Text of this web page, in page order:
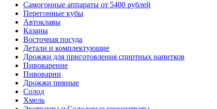
Самогонные аппараты от 5400 рублей
Перегонные кубы
Автоклавы
Казаны
Восточная посуда
Детали и комплектующие
Дрожжи для приготовления спиртных напитков
Пивоварение
Пивоварни
Дрожжи пивные
Солод
Хмель